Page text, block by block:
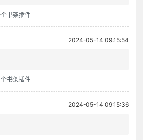
书架插件
2024-05-14 09:15:54
书架插件
2024-05-14 09:15:36